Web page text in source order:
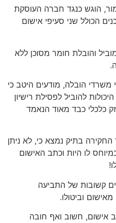
כנגד חברה העוסקת
הכולל שני סעיפי אישום
והובלת חומר מסוכן ללא
משרדי הובלה, מודעים היטב כי
להוביל לפסילת רישיון
כלכלי כבד מאוד הנאמד
בתיק נמצא כי, לא ניתן
לו היות וכתב האישום
קשובות של התביעה
וביטולו.
אישום, חשוב ואף חובה